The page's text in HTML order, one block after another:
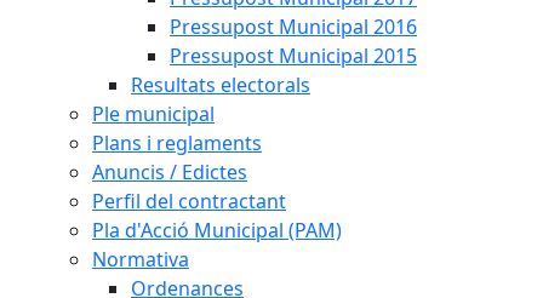
Pressupost Municipal 2016
Pressupost Municipal 2015
Resultats electorals
Ple municipal
Plans i reglaments
Anuncis / Edictes
Perfil del contractant
Pla d'Acció Municipal (PAM)
Normativa
Ordenances